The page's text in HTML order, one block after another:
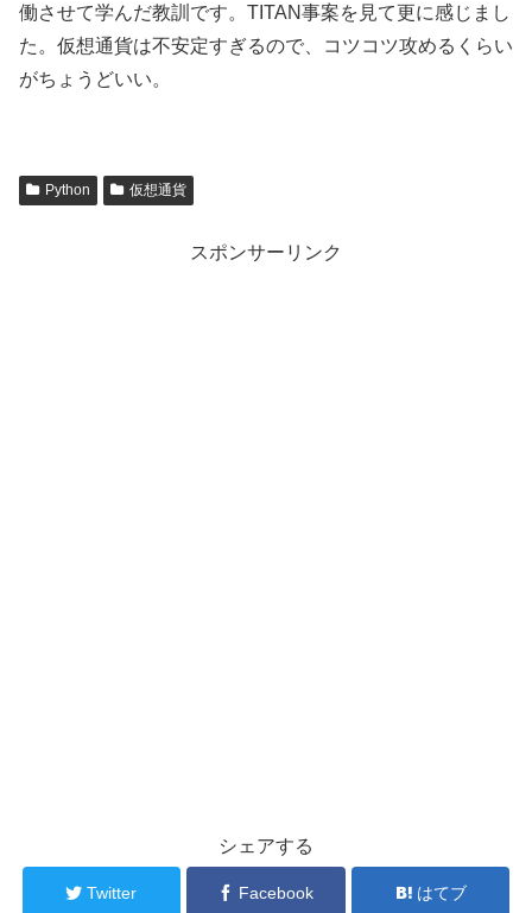
働させて学んだ教訓です。TITAN事案を見て更に感じまし
た。仮想通貨は不安定すぎるので、コツコツ攻めるくらい
がちょうどいい。
Python 仮想通貨
スポンサーリンク
シェアする
Twitter Facebook はてブ